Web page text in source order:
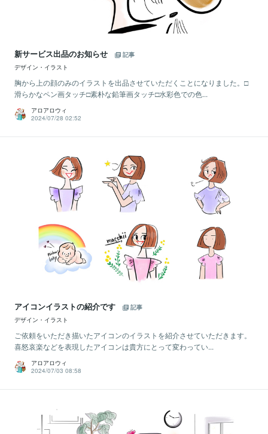
新サービス出品のお知らせ
記事
デザイン・イラスト
胸から上の顔のみのイラストを出品させていただくことになりました。□
滑らかなペン画タッチ□素朴な鉛筆画タッチ□水彩色での色...
アロアロウィ
2024/07/28 02:52
アイコンイラストの紹介です
記事
デザイン・イラスト
ご依頼をいただき描いたアイコンのイラストを紹介させていただきます。
喜怒哀楽などを表現したアイコンは貴方にとって変わってい...
アロアロウィ
2024/07/03 08:58